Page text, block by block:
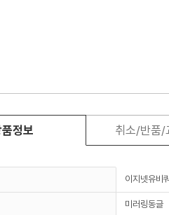
정보 취소/반품/
이지넷유비
미러링동글